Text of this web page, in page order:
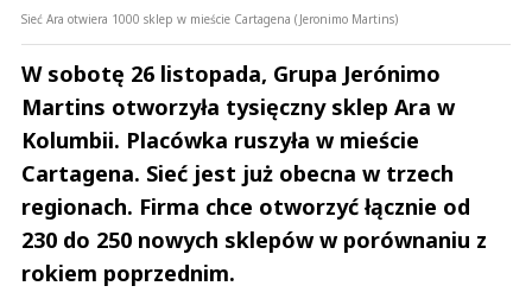
Sieć Ara otwiera 1000 sklep w mieście Cartagena (Jeronimo Martins)
W sobotę 26 listopada, Grupa Jerónimo
Martins otworzyła tysięczny sklep Ara w
Kolumbii. Placówka ruszyła w mieście
Cartagena. Sieć jest już obecna w trzech
regionach. Firma chce otworzyć łącznie od
230 do 250 nowych sklepów w porównaniu z
rokiem poprzednim.